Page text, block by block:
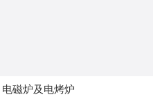
电磁炉及电烤炉